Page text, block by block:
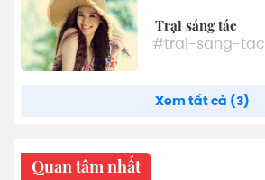
Trại sáng tác
#trai-sang-tac
Xem tất cả (3)
Quan tâm nhất